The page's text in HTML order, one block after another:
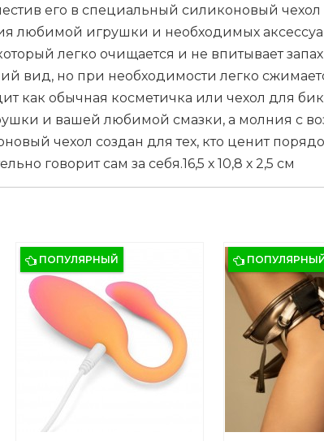
его в специальный силиконовый
любимой игрушки и необходимых
легко очищается и не впитывает
вид, но при необходимости легко
как обычная косметичка или чехол для
и вашей любимой смазки, а молния с
чехол создан для тех, кто ценит
говорит сам за себя.16,5 х 10,8 х 2,5 см
ПОПУЛЯРНЫЙ